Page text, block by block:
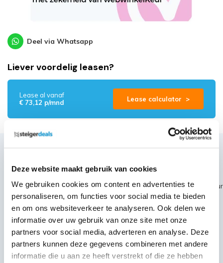
Deze website maakt gebruik van cookies
We gebruiken cookies om content en advertenties te
personaliseren, om functies voor social media te bieden
en om ons websiteverkeer te analyseren. Ook delen we
informatie over uw gebruik van onze site met onze
partners voor social media, adverteren en analyse. Deze
partners kunnen deze gegevens combineren met andere
informatie die u aan ze heeft verstrekt of die ze hebben
Deel via Whatsapp
Liever voordelig leasen?
Lease al vanaf
€ 73,12 p/mnd
Lease calculator >
~~https://cdn.webshopapp.com/shops/189476/files/399720984/
logo-data.png
Specificaties